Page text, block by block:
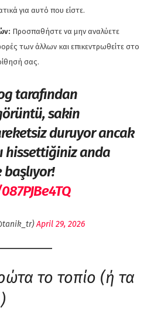
για αυτό που είστε.
Προσπαθήστε να μην αναλύετε
των άλλων και επικεντρωθείτε στο
σας.
tarafından
sakin
duruyor ancak
hissettiğiniz anda
April 29, 2026
το τοπίο (ή τα